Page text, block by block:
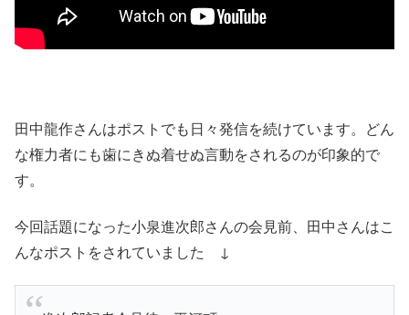
田中龍作さんはポストでも日々発信を続けています。どん
な権力者にも歯にきぬ着せぬ言動をされるのが印象的で
す。
今回話題になった小泉進次郎さんの会見前、田中さんはこ
んなポストをされていました ↓